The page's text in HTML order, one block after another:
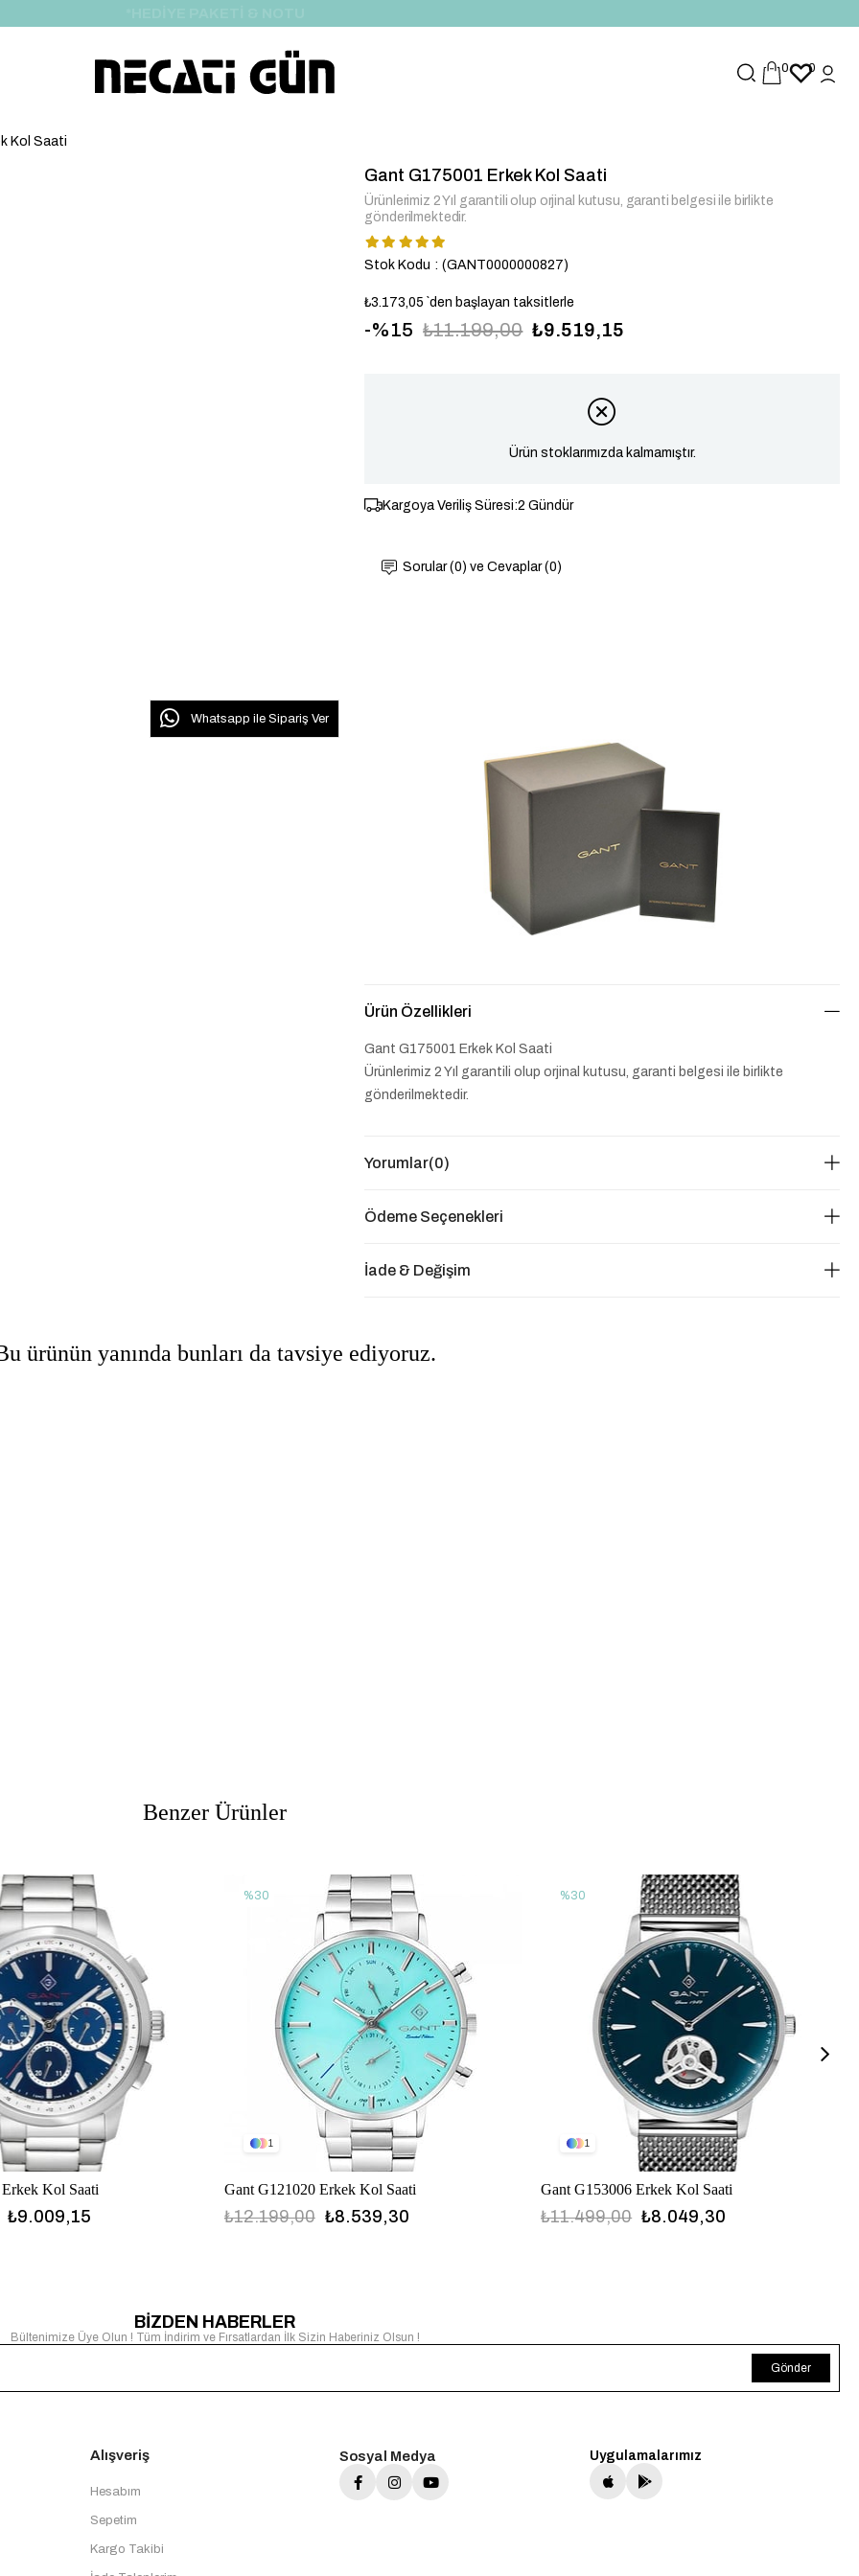
0 0
Kol Saati
Whatsapp ile Sipariş Ver
Gant G175001 Erkek Kol Saati
Ürünlerimiz 2 Yıl garantili olup orjinal kutusu, garanti belgesi ile birlikte
gönderilmektedir.
Stok Kodu (GANT0000000827)
₺3.173,05 `den başlayan taksitlerle
15 ₺11.199,00 ₺9.519,15
Ürün stoklarımızda kalmamıştır.
Kargoya Veriliş Süresi:2 Gündür
Sorular (0) ve Cevaplar (0)
Ürün Özellikleri
Gant G175001 Erkek Kol Saati
Ürünlerimiz 2 Yıl garantili olup orjinal kutusu, garanti belgesi ile birlikte
gönderilmektedir.
Yorumlar(0)
Ödeme Seçenekleri
İade & Değişim
ürünün yanında bunları da tavsiye ediyoruz.
Benzer Ürünler
Kol Saati
₺9.009,15
1
Gant G121020 Erkek Kol Saati
₺8.539,30
₺12.199,00
%30
1
Gant G153006 Erkek Kol Saati
₺8.049,30
₺11.499,00
%30
BİZDEN HABERLER
Bültenimize Üye Olun ! Tüm İndirim ve Fırsatlardan İlk Sizin Haberiniz Olsun !
Gönder
Alışveriş
Hesabım
Sepetim
Kargo Takibi
Sosyal Medya Uygulamalarımız